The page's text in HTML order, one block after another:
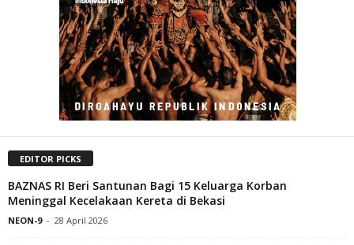
EDITOR PICKS
BAZNAS RI Beri Santunan Bagi 15 Keluarga Korban
Meninggal Kecelakaan Kereta di Bekasi
NEON-9 - 28 April 2026